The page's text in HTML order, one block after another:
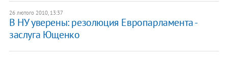
26 лютого 2010, 13:37
В НУ уверены: резолюция Европарламента -
заслуга Ющенко